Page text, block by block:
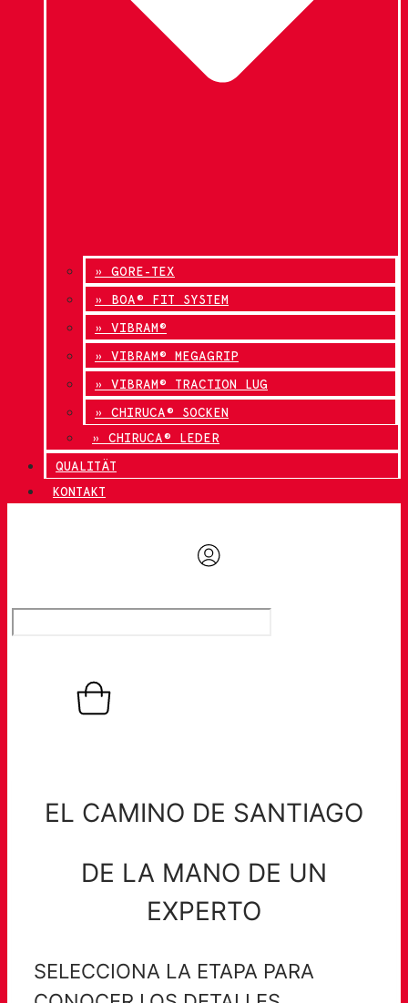
» GORE-TEX
» BOA® FIT SYSTEM
» VIBRAM®
» VIBRAM® MEGAGRIP
» VIBRAM® TRACTION LUG
» CHIRUCA® SOCKEN
» CHIRUCA® LEDER
QUALITÄT
KONTAKT
EL CAMINO DE SANTIAGO
DE LA MANO DE UN
EXPERTO
SELECCIONA LA ETAPA PARA